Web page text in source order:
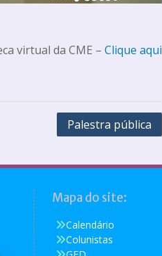
virtual da CME – Clique aqui
Palestra pública
Mapa do site:
Calendário
Colunistas